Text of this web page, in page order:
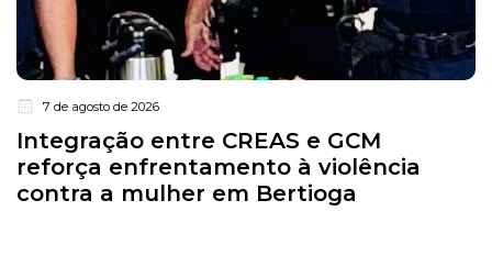
7 de agosto de 2026
Integração entre CREAS e GCM
reforça enfrentamento à violência
contra a mulher em Bertioga